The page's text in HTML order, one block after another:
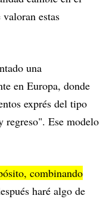
estas
una
en Europa, donde
exprés del tipo
regreso". Ese modelo
combinando
haré algo de